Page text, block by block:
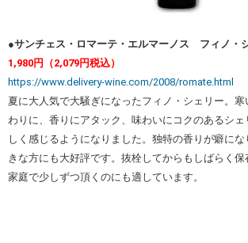
●サンチェス・ロマーテ・エルマーノス フィノ・
1,980円（2,079円税込）
https://www.delivery-wine.com/2008/romate.html
夏に大人気で大騒ぎになったフィノ・シェリー。
わりに、香りにアタック、味わいにコクのあるシ
しく感じるようになりました。独特の香りが癖に
きな方にも大好評です。抜栓してからもしばらく
家庭で少しずつ頂くのにも適しています。